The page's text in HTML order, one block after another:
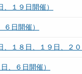
１９日開催）
日開催）
１８日、１９日、２０
、６日開催）